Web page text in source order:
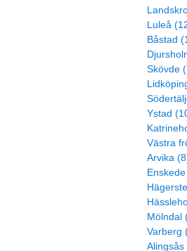
Luleå
Båstad
Skövde
Ystad
Västra
Arvika
Mölndal
Varberg
Alingsås